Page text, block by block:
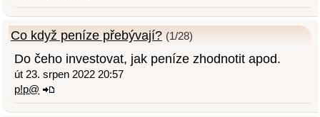
Co když peníze přebývají? (1/28)
Do čeho investovat, jak peníze zhodnotit apod.
út 23. srpen 2022 20:57
p!p@